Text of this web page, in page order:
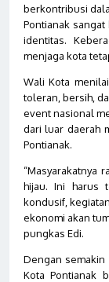
berkontribusi
Pontianak
identitas.
menjaga kota
Wali Kota
toleran, bersih,
event nasional
dari luar daerah
Pontianak.
“Masyarakatnya
hijau. Ini harus
kondusif,
ekonomi akan
pungkas Edi.
Dengan semakin
Kota Pontianak